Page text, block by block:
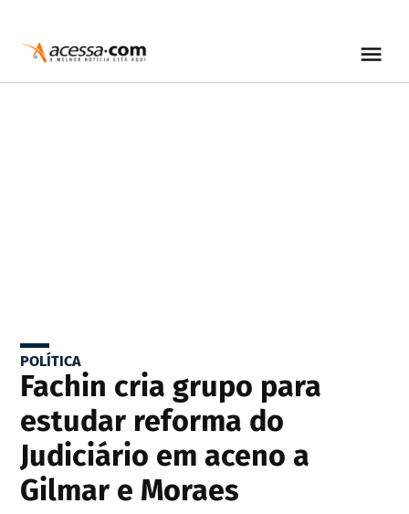
POLÍTICA
Fachin cria grupo para
estudar reforma do
Judiciário em aceno a
Gilmar e Moraes